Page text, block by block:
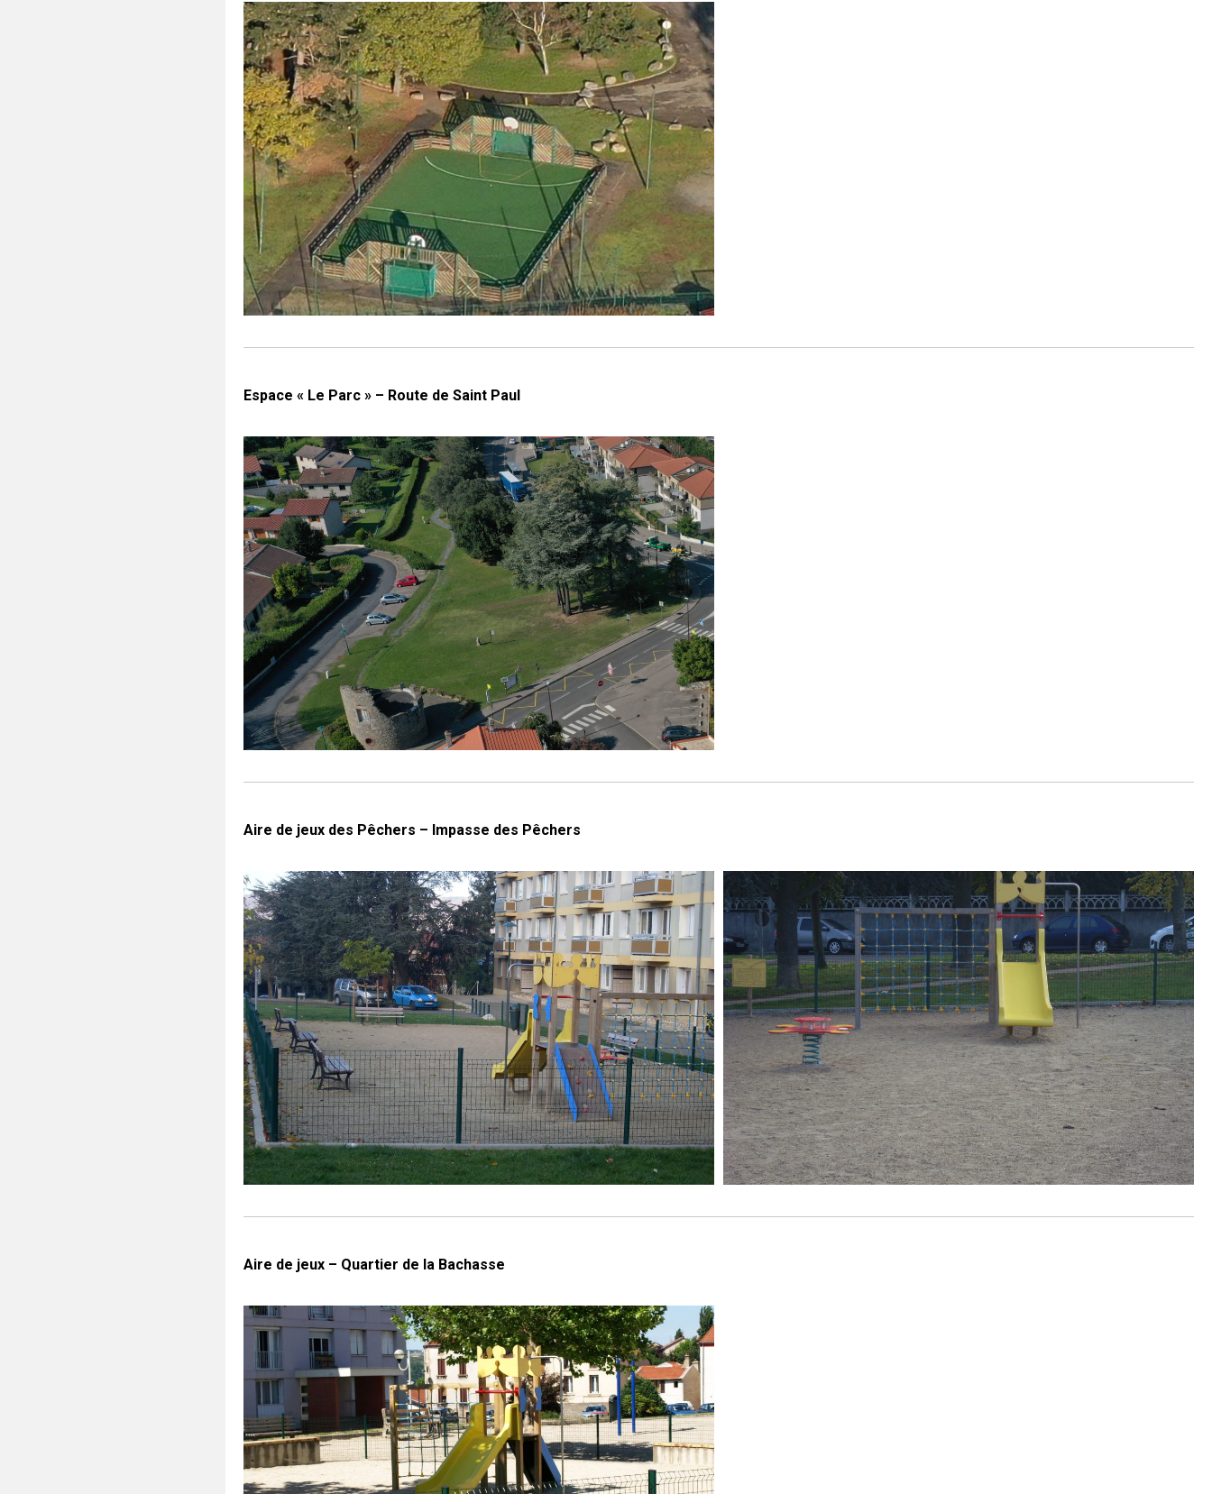
Espace « Le Parc » – Route de Saint Paul
Aire de jeux des Pêchers – Impasse des Pêchers
Aire de jeux – Quartier de la Bachasse